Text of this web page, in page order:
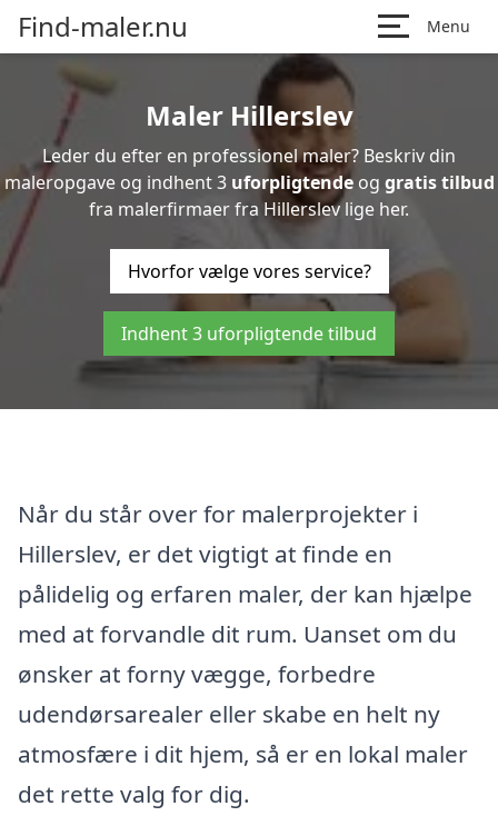
Find-maler.nu Menu
Maler Hillerslev
Leder du efter en professionel maler? Beskriv din
maleropgave og indhent 3 uforpligtendeog gratis tilbud
fra malerfirmaer fra Hillerslev lige her.
Hvorfor vælge vores service?
Indhent 3 uforpligtende tilbud
Når du står over for malerprojekter i
Hillerslev, er det vigtigt at finde en
pålidelig og erfaren maler, der kan hjælpe
med at forvandle dit rum. Uanset om du
ønsker at forny vægge, forbedre
udendørsarealer eller skabe en helt ny
atmosfære i dit hjem, så er en lokal maler
det rette valg for dig.